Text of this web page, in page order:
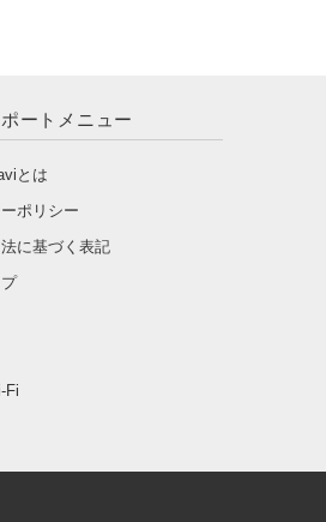
ートメニュー
とは
ポリシー
に基づく表記
Fi